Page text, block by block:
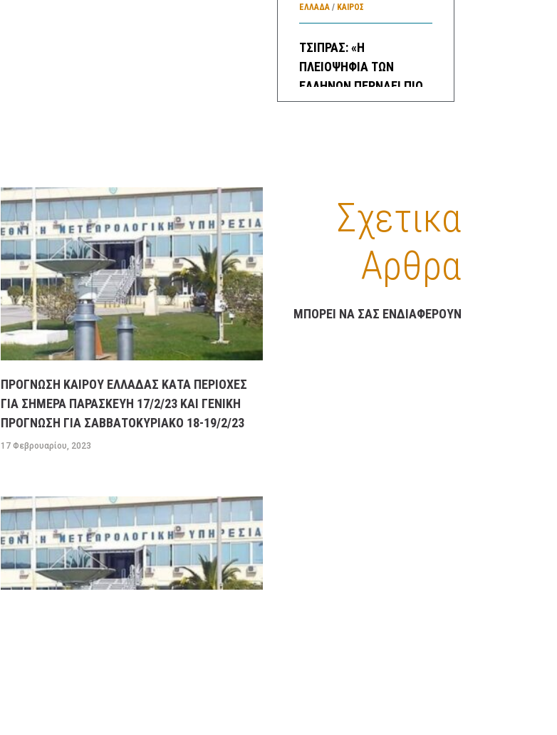
ΕΛΛΑΔA/ ΚΑΙΡΌΣ
ΤΣΙΠΡΑΣ: «Η
ΠΛΕΙΟΨΗΦΙΑ ΤΩΝ
ΕΛΛΗΝΩΝ ΠΕΡΝΑΕΙ ΠΙΟ
ΔΥΣΚΟΛΑ ΑΠΟ ΠΟΤΕ»
ΤΟΥ ΝΟΙΚΟΚΥΡΙΟΥ” – ΤΙ
ΠΕΡΙΛΑΜΒΑΝΕΙ ΤΟ
16 ΦΕΒΡΟΥΑΡΊΟΥ, 2023
3:35 ΜΜ
ΠΡΟΓΝΩΣΗ ΚΑΙΡΟΥ ΕΛΛΑΔΑΣ ΚΑΤΑ ΠΕΡΙΟΧΕΣ
ΓΙΑ ΣΗΜΕΡΑ ΠΑΡΑΣΚΕΥΗ 17/2/23 ΚΑΙ ΓΕΝΙΚΗ
ΠΡΟΓΝΩΣΗ ΓΙΑ ΣΑΒΒΑΤΟΚΥΡΙΑΚΟ 18-19/2/23
17 Φεβρουαρίου, 2023
Σχετικα
Αρθρα
ΜΠΟΡΕΙ ΝΑ ΣΑΣ ΕΝΔΙΑΦΕΡΟΥΝ